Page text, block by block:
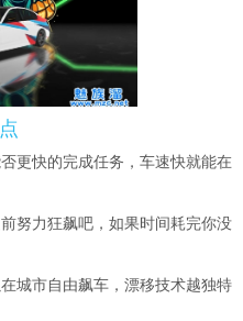
更快的完成任务，车速快就能在
努力狂飙吧，如果时间耗完你没
城市自由飙车，漂移技术越独特